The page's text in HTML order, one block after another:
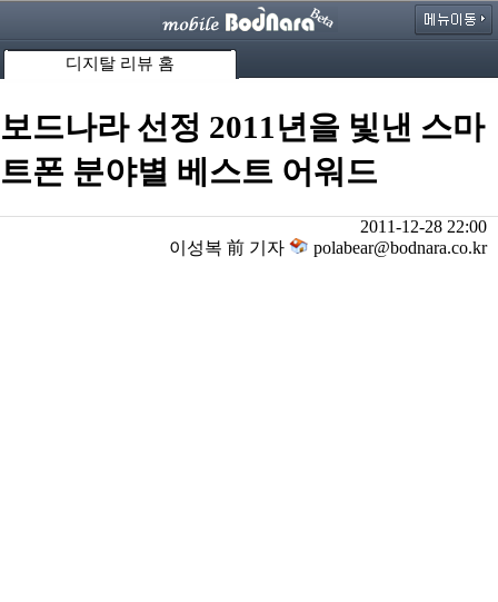
디지탈 리뷰 홈
보드나라 선정 2011년을 빛낸 스마
트폰 분야별 베스트 어워드
2011-12-28 22:00
이성복 前 기자
polabear@bodnara.co.kr